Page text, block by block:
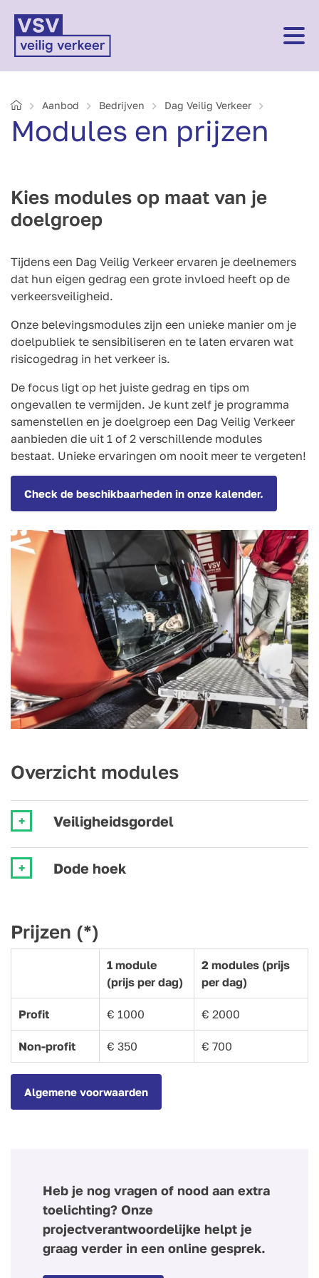
HomeAanbod Bedrijven Dag Veilig Verkeer
Modules en prijzen
Kies modules op maat van je
doelgroep
Tijdens een Dag Veilig Verkeer ervaren je deelnemers
dat hun eigen gedrag een grote invloed heeft op de
verkeersveiligheid.
Onze belevingsmodules zijn een unieke manier om je
doelpubliek te sensibiliseren en te laten ervaren wat
risicogedrag in het verkeer is.
De focus ligt op het juiste gedrag en tips om
ongevallen te vermijden. Je kunt zelf je programma
samenstellen en je doelgroep een Dag Veilig Verkeer
aanbieden die uit 1 of 2 verschillende modules
bestaat. Unieke ervaringen om nooit meer te vergeten!
Check de beschikbaarheden in onze kalender.
Overzicht modules
Veiligheidsgordel
Dode hoek
Prijzen (*)
1 module
(prijs per dag)
2 modules (prijs
per dag)
Profit € 1000 € 2000
Non-profit € 350 € 700
Algemene voorwaarden
Heb je nog vragen of nood aan extra
toelichting? Onze
projectverantwoordelijke helpt je
graag verder in een online gesprek.